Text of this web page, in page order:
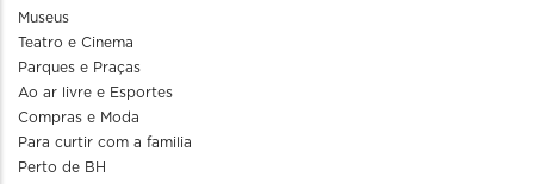
Museus
Teatro e Cinema
Parques e Praças
Ao ar livre e Esportes
Compras e Moda
Para curtir com a familia
Perto de BH